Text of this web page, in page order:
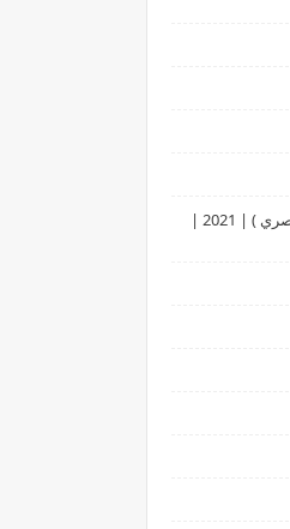
مؤمن - عظمة ( فيديو كليب حصري ) | 2021 |